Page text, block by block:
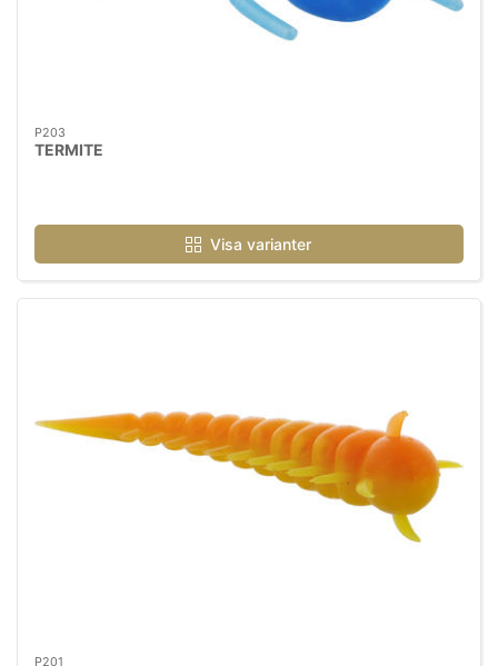
P203
TERMITE
Visa varianter
P201